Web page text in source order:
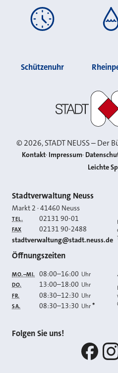
Schützenuhr
©2026, STADT NEUSS – Der
Kontakt Impressum
Leichte
Kontakt
Stadtverwaltung Neuss
Markt 2 ·41460 Neuss
TEL. 02131 90-01
FAX 02131 90-2488
E-MAIL
stadtverwaltung@stadt.neuss.de
Öffnungszeiten
MO.–MI. 08:00–16:00 Uhr
DO. 13:00–18:00 Uhr
FR. 08:30–12:30 Uhr
SA. 08:30–13:30 Uhr *
Folgen Sie uns!